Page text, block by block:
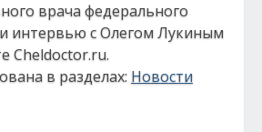
врача федерального
интервью с Олегом Лукиным
Cheldoctor.ru.
в разделах: Новости